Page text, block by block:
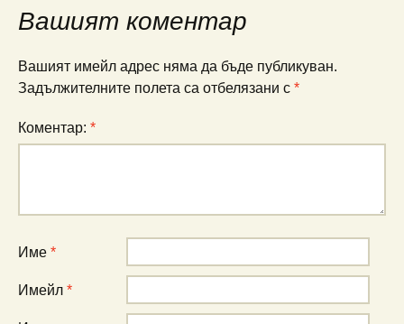
Вашият коментар
Вашият имейл адрес няма да бъде публикуван.
Задължителните полета са отбелязани с *
Коментар: *
Име *
Имейл *